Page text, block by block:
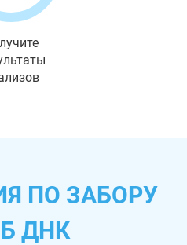
ПО ЗАБОРУ
ДНК